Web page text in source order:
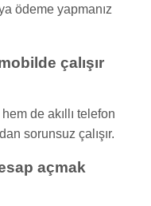
ödeme yapmanız
çalışır
de akıllı telefon
sorunsuz çalışır.
açmak